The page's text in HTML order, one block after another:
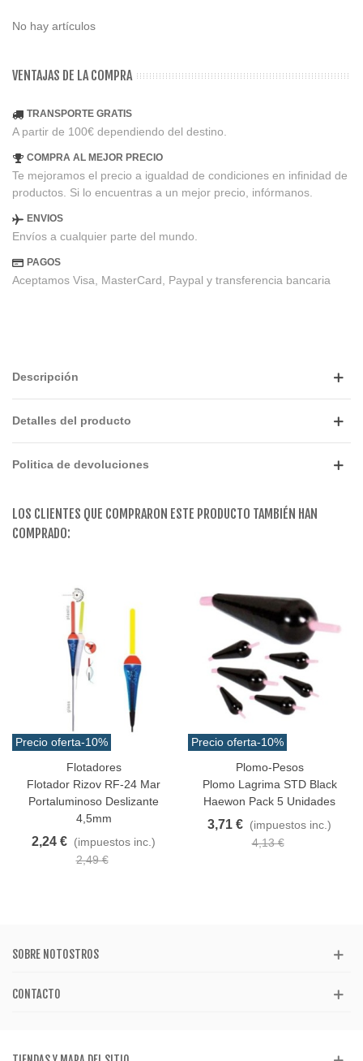
No hay artículos
VENTAJAS DE LA COMPRA
TRANSPORTE GRATIS
A partir de 100€ dependiendo del destino.
COMPRA AL MEJOR PRECIO
Te mejoramos el precio a igualdad de condiciones en infinidad de
productos. Si lo encuentras a un mejor precio, infórmanos.
ENVIOS
Envíos a cualquier parte del mundo.
PAGOS
Aceptamos Visa, MasterCard, Paypal y transferencia bancaria
Descripción
Detalles del producto
Politica de devoluciones
LOS CLIENTES QUE COMPRARON ESTE PRODUCTO TAMBIÉN HAN
COMPRADO:
Precio oferta-10%
Flotadores
Flotador Rizov RF-24 Mar
Portaluminoso Deslizante
4,5mm
2,24 € (impuestos inc.)
2,49 €
Precio oferta-10%
Plomo-Pesos
Plomo Lagrima STD Black
Haewon Pack 5 Unidades
3,71 € (impuestos inc.)
4,13 €
SOBRE NOTOSTROS
CONTACTO